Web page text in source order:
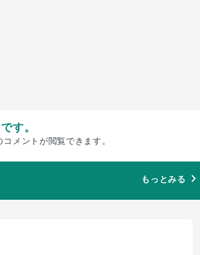
す。
メントが閲覧できます。
もっとみる